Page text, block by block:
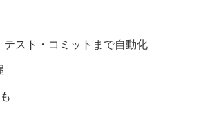
スト・コミットまで自動化